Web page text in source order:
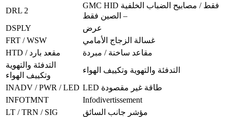
DRL 2
GMC HID فقط / مصابيح الضباب الخلفية
– الصين فقط
DSPLY
عرض
FRT / WSW
غسالة الزجاج الأمامي
HTD / مقعد بارد
مقاعد ساخنة / مبردة
التدفئة والتهوية
وتكييف الهواء
التدفئة والتهوية وتكييف الهواء
INADV / PWR / LED
LED طاقة غير مقصودة
INFOTMNT
Infodivertissement
LT / TRN / SIG
مؤشر جانب السائق